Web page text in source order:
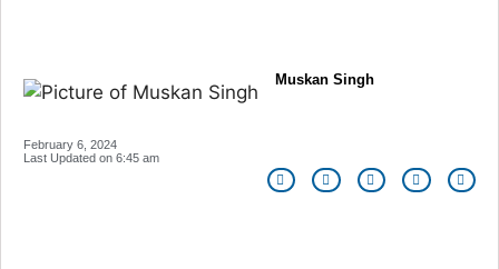
Muskan Singh
February 6, 2024
Last Updated on 6:45 am